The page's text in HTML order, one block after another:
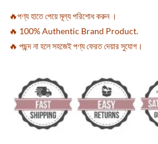
🔥পণ্য হাতে পেয়ে মূল্য পরিশোধ করুন ।
🔥 100% Authentic Brand Product.
🔥 পছন্দ না হলে সহজেই পণ্য ফেরত দেয়ার সুযোগ।